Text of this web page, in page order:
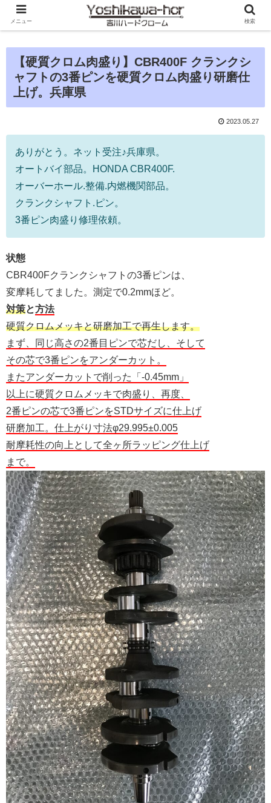
【硬質クロム肉盛り】CBR400F クランクシ
ャフトの3番ピンを硬質クロム肉盛り研磨仕
上げ。兵庫県
2023.05.27
ありがとう。ネット受注♪兵庫県。
オートバイ部品。HONDA CBR400F.
オーバーホール.整備.内燃機関部品。
クランクシャフト.ピン。
3番ピン肉盛り修理依頼。
状態
CBR400Fクランクシャフトの3番ピンは、
変摩耗してました。測定で0.2mmほど。
対策と方法
硬質クロムメッキと研磨加工で再生します。
まず、同じ高さの2番目ピンで芯だし、そして
その芯で3番ピンをアンダーカット。
またアンダーカットで削った「-0.45mm」
以上に硬質クロムメッキで肉盛り、再度、
2番ピンの芯で3番ピンをSTDサイズに仕上げ
研磨加工。仕上がり寸法φ29.995±0.005
耐摩耗性の向上として全ヶ所ラッピング仕上げ
まで。
メニュー 検索